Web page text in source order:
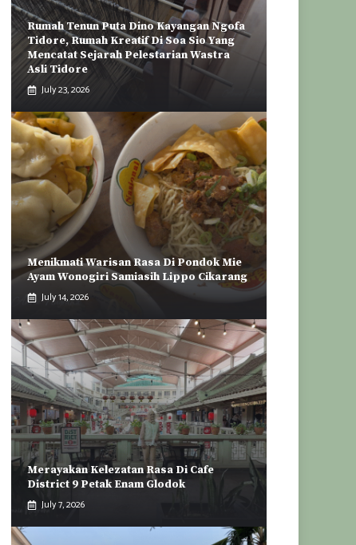
Rumah Tenun Puta Dino Kayangan Ngofa
Tidore, Rumah Kreatif Di Soa Sio Yang
Mencatat Sejarah Pelestarian Wastra
Asli Tidore
July 23, 2026
Menikmati Warisan Rasa Di Pondok Mie
Ayam Wonogiri Samiasih Lippo Cikarang
July 14, 2026
Merayakan Kelezatan Rasa Di Cafe
District 9 Petak Enam Glodok
July 7, 2026